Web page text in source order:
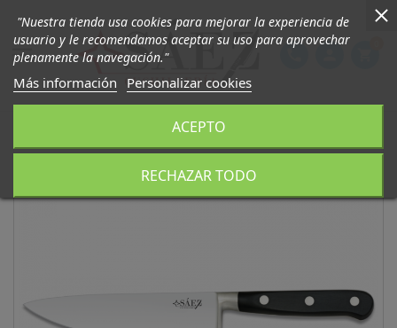

"Nuestra tienda usa cookies para mejorar la experiencia de
usuario y le recomendamos aceptar su uso para aprovechar
plenamente la navegación."
Más información Personalizar cookies
RECHAZAR TODO
ACEPTO